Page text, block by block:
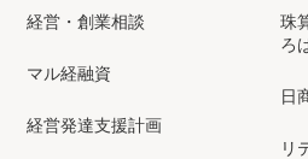
経営・創業相談
マル経融資
経営発達支援計画
珠
ろ
日
リ